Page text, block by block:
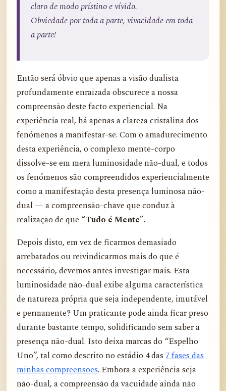
claro de modo prístino e vívido.
Obviedade por toda a parte, vivacidade em toda
a parte!
Então será óbvio que apenas a visão dualista
profundamente enraizada obscurece a nossa
compreensão deste facto experiencial. Na
experiência real, há apenas a clareza cristalina dos
fenómenos a manifestar-se. Com o amadurecimento
desta experiência, o complexo mente-corpo
dissolve-se em mera luminosidade não-dual, e todos
os fenómenos são compreendidos experiencialmente
como a manifestação desta presença luminosa não-
dual — a compreensão-chave que conduz à
realização de que “Tudo é Mente”.
Depois disto, em vez de ficarmos demasiado
arrebatados ou reivindicarmos mais do que é
necessário, devemos antes investigar mais. Esta
luminosidade não-dual exibe alguma característica
de natureza própria que seja independente, imutável
e permanente? Um praticante pode ainda ficar preso
durante bastante tempo, solidificando sem saber a
presença não-dual. Isto deixa marcas do “Espelho
Uno”, tal como descrito no estádio 4 das7 fases das
minhas compreensões. Embora a experiência seja
não-dual, a compreensão da vacuidade ainda não